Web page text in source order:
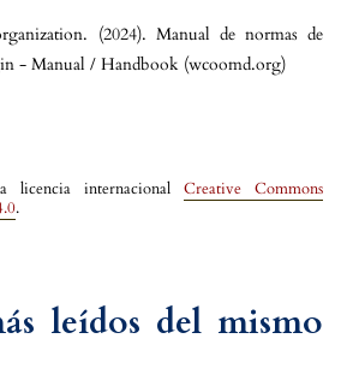
licencia internacional Creative Commons
.
(2024). Manual de normas de
- Manual / Handbook (wcoomd.org)
leídos del mismo